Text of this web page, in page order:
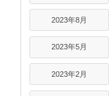
2023年8月
2023年5月
2023年2月